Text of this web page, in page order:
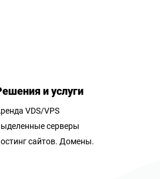
и услуги
VDS/VPS
серверы
сайтов. Домены.